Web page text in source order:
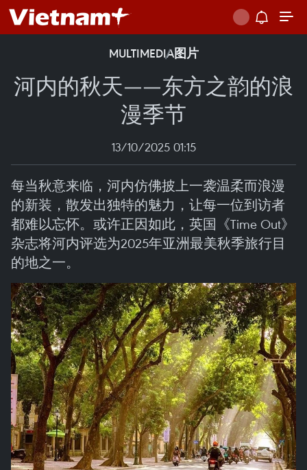
MULTIMEDIA图片
河内的秋天——东方之韵的浪
漫季节
13/10/2025 01:15
每当秋意来临，河内仿佛披上一袭温柔而浪漫
的新装，散发出独特的魅力，让每一位到访者
都难以忘怀。或许正因如此，英国《Time Out》
杂志将河内评选为2025年亚洲最美秋季旅行目
的地之一。